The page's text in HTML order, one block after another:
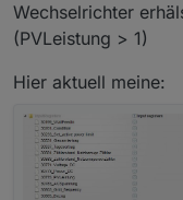
Wechselrichter
(PVLeistung > 1)
Hier aktuell meine: